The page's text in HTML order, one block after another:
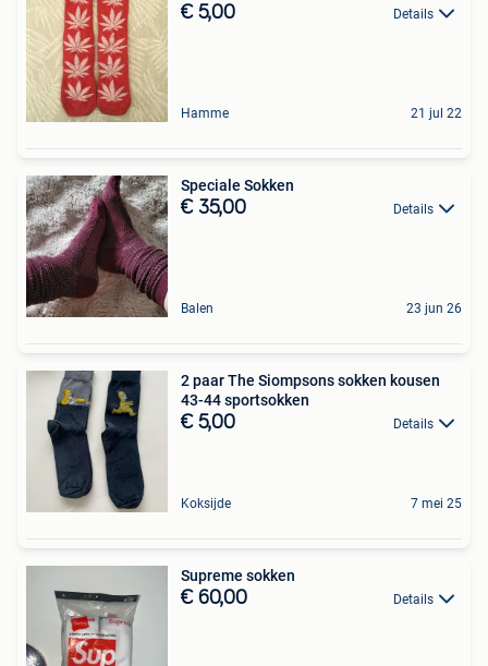
€ 5,00 Details
Hamme 21 jul 22
Speciale Sokken
€ 35,00 Details
Balen 23 jun 26
2 paar The Siompsons sokken kousen
43-44 sportsokken
€ 5,00 Details
Koksijde 7 mei 25
Supreme sokken
€ 60,00 Details